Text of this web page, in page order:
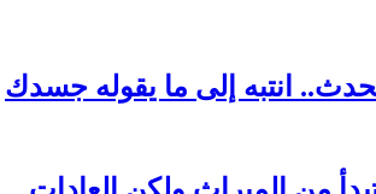
انتبه إلى ما يقوله جسدك